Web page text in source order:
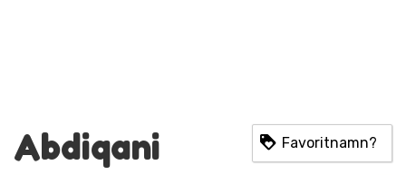
Abdiqani Favoritnamn?